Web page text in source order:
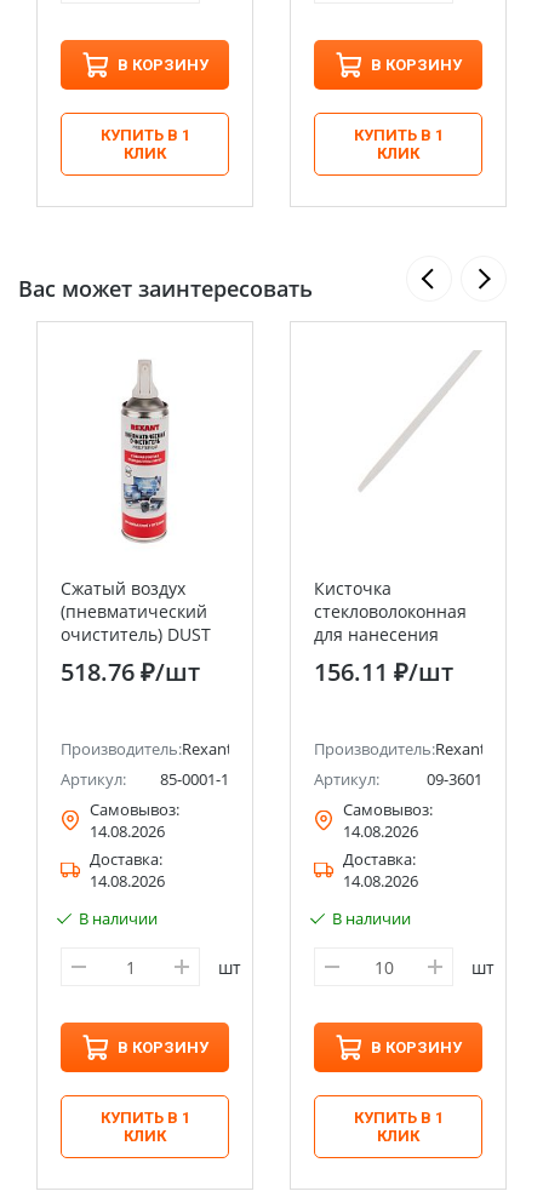
В КОРЗИНУ
КУПИТЬ В 1
КЛИК
В КОРЗИНУ
КУПИТЬ В 1
КЛИК
Вас может заинтересовать
Сжатый воздух
(пневматический
очиститель) DUST
OFF, REXANT, 230 мл,
аэро, инверторный
518.76 ₽/шт
Производитель:Rexant
Артикул:
85-0001-1
Самовывоз:
14.08.2026
Доставка:
14.08.2026
В наличии
шт
В КОРЗИНУ
КУПИТЬ В 1
КЛИК
Кисточка
стекловолоконная
для нанесения
флюсов 3 мм
REXANT
156.11 ₽/шт
Производитель:Rexant
Артикул:
09-3601
Самовывоз:
14.08.2026
Доставка:
14.08.2026
В наличии
шт
В КОРЗИНУ
КУПИТЬ В 1
КЛИК